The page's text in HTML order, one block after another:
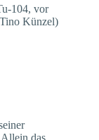
104, vor
Künzel)
das